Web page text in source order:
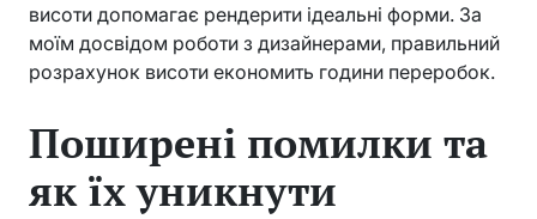
висоти допомагає рендерити ідеальні форми. За
моїм досвідом роботи з дизайнерами, правильний
розрахунок висоти економить години переробок.
Поширені помилки та
як їх уникнути